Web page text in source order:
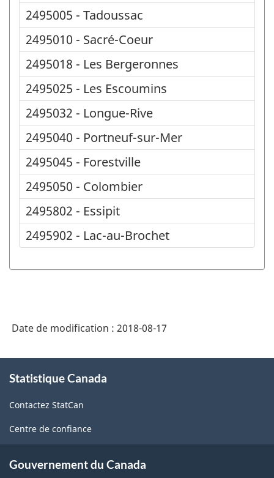
2495005 - Tadoussac
2495010 - Sacré-Coeur
2495018 - Les Bergeronnes
2495025 - Les Escoumins
2495032 - Longue-Rive
2495040 - Portneuf-sur-Mer
2495045 - Forestville
2495050 - Colombier
2495802 - Essipit
2495902 - Lac-au-Brochet
Date de modification : 2018-08-17
propos
ce
site
Statistique Canada
Contactez StatCan
Centre de confiance
Gouvernement du Canada